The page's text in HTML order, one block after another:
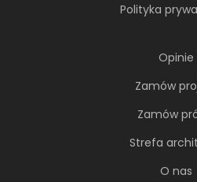
Polityka
Opinie
Zamów
Zamów
Strefa
O nas